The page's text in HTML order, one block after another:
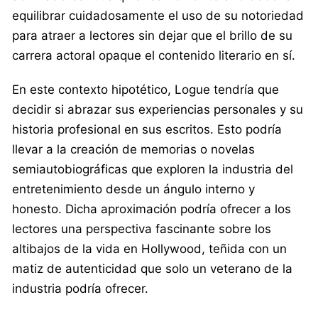
equilibrar cuidadosamente el uso de su notoriedad
para atraer a lectores sin dejar que el brillo de su
carrera actoral opaque el contenido literario en sí.
En este contexto hipotético, Logue tendría que
decidir si abrazar sus experiencias personales y su
historia profesional en sus escritos. Esto podría
llevar a la creación de memorias o novelas
semiautobiográficas que exploren la industria del
entretenimiento desde un ángulo interno y
honesto. Dicha aproximación podría ofrecer a los
lectores una perspectiva fascinante sobre los
altibajos de la vida en Hollywood, teñida con un
matiz de autenticidad que solo un veterano de la
industria podría ofrecer.